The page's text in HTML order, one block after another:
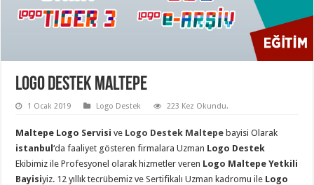
Logo Destek Maltepe
1 Ocak 2019 Logo Destek 223 Kez Okundu.
Maltepe Logo Servisi ve Logo Destek Maltepe bayisi Olarak
istanbul‘da faaliyet gösteren firmalara Uzman Logo Destek
Ekibimiz ile Profesyonel olarak hizmetler veren Logo Maltepe Yetkili
Bayisiyiz. 12 yıllık tecrübemiz ve Sertifikalı Uzman kadromu ile Logo